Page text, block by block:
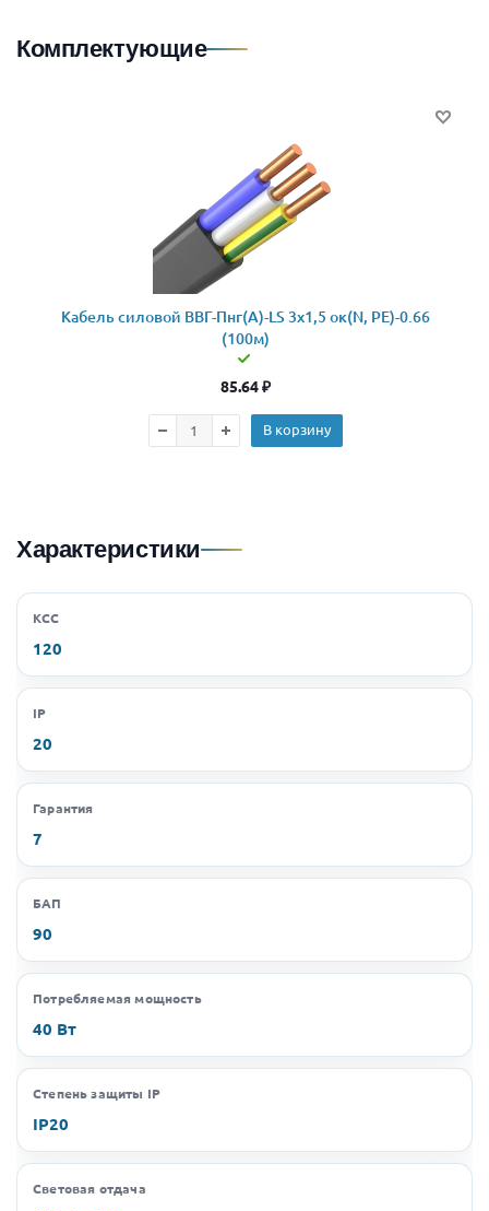
Комплектующие
Кабель силовой ВВГ-Пнг(А)-LS 3x1,5 ок(N, PE)-0.66
(100м)
85.64₽
В корзину
Характеристики
КСС
120
IP
20
Гарантия
7
БАП
90
Потребляемая мощность
40 Вт
Степень защиты IP
IP20
Световая отдача